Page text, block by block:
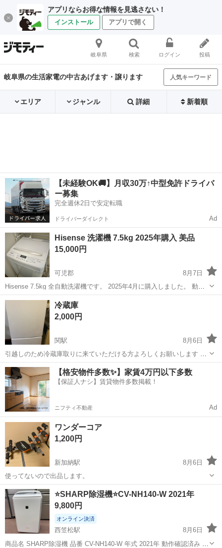
アプリならお得な情報を見逃さない！
インストール アプリで開く
岐阜県 検索 ログイン 投稿
岐阜県の生活家電の中古あげます・譲ります 人気キーワード
エリア ジャンル 詳細 新着順
【未経験OK🚚】月収30万↑中型免許ドライバ
ー募集
完全週休2日で安定転職
ドライバーダイレクト Ad
Hisense 洗濯機 7.5kg 2025年購入 美品
15,000円
可児郡
8月7日
Hisense 7.5kg 全自動洗濯機です。 2025年4月に購入しました。 動作
確認済みで問題なく使用できます。 引っ越しのため出品します。 可児
市まで取りに来ていただける方お願いします。 ご質問があればお気
軽...
岐阜 可児郡 生活家電
冷蔵庫
2,000円
関駅
8月6日
引越しのため冷蔵庫取りに来ていただける方よろしくお願いします 8
月いっぱいまでです
岐阜 関市 関駅 生活家電 よろしくお願いします
【格安物件多数✨】家賃4万円以下多数
【保証人ナシ】賃貸物件多数掲載！
ニフティ不動産 Ad
ワンダーコア
1,200円
新加納駅
8月6日
使ってないので出品します。
岐阜 各務原市 新加納駅 生活家電
⭐️SHARP除湿機⭐️CV-NH140-W 2021年
9,800円
オンライン決済
西笠松駅
8月6日
商品名 SHARP除湿機 品番 CV-NH140-W 年式 2021年 動作確認済み 最